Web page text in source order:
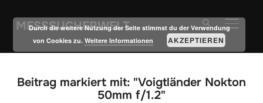
MESSSUCHERWELT
Beitrag markiert mit: "Voigtländer Nokton
50mm f/1.2"
Durch die weitere Nutzung der Seite stimmst du der Verwendung
von Cookies zu.Weitere Informationen AKZEPTIEREN